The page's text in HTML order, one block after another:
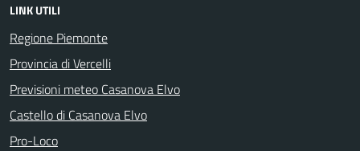
LINK UTILI
Regione Piemonte
Provincia di Vercelli
Previsioni meteo Casanova Elvo
Castello di Casanova Elvo
Pro-Loco